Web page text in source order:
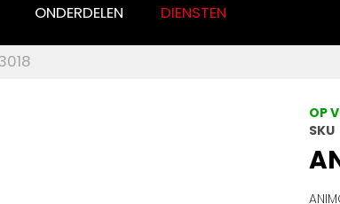
ONDERDELEN DIENSTEN
OP
SKU